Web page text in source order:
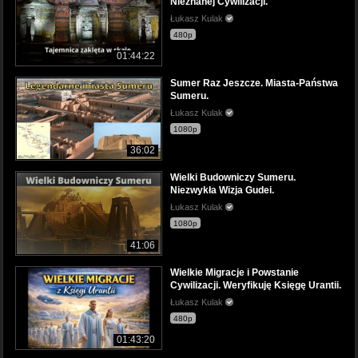
01:44:22
Łukasz Kulak
480p
36:02
Sumer Raz Jeszcze. Miasta-Państwa
Sumeru.
Łukasz Kulak
1080p
41:06
Wielki Budowniczy Sumeru.
Niezwykła Wizja Gudei.
Łukasz Kulak
1080p
01:43:20
Wielkie Migracje i Powstanie
Cywilizacji. Weryfikuję Księgę Urantii.
Łukasz Kulak
480p